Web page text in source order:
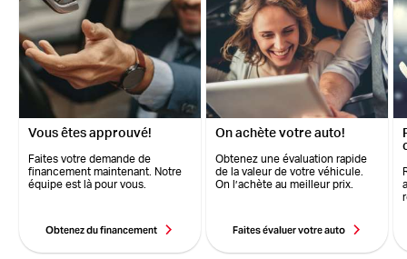
Vous êtes approuvé!
Faites votre demande de
financement maintenant. Notre
équipe est là pour vous.
Obtenez du financement
On achète votre auto!
Obtenez une évaluation rapide
de la valeur de votre véhicule.
On l’achète au meilleur prix.
Faites évaluer votre auto